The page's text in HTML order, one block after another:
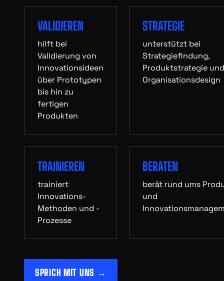
VALIDIEREN
hilft bei
Validierung von
Innovationsideen
über Prototypen
bis hin zu
fertigen
Produkten
STRATEGIE
unterstützt bei
Strategiefindung,
Produktstrategie und
Organisationsdesign
TRAINIEREN
trainiert
Innovations-
Methoden und -
Prozesse
BERATEN
berät rund ums
und
SPRICH MIT UNS →